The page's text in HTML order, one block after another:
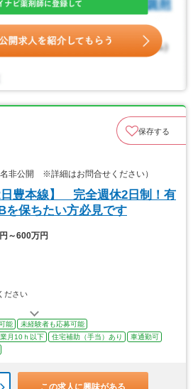
保存する
非公開 ※詳細はお問合せください）
日豊本線】 完全週休2日制！有
を保ちたい方必見です
～600万円
ださい
能
未経験者も応募可能
月10ｈ以下 住宅補助（手当）あり
車通勤可